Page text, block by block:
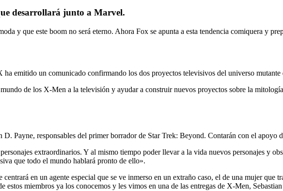
desarrollará junto a Marvel.
y que este boom no será eterno. Ahora Fox se apunta a esta tendencia comiquera y
ha emitido un comunicado confirmando los dos proyectos televisivos del universo
de los X-Men a la televisión y ayudar a construir nuevos proyectos sobre la
Payne, responsables del primer borrador de Star Trek: Beyond. Contarán con el apoyo
extraordinarios. Y al mismo tiempo poder llevar a la vida nuevos personajes y
que todo el mundo hablará pronto de ello».
en un agente especial que se ve inmerso en un extraño caso, el de una mujer que
miembros ya los conocemos y les vimos en una de las entregas de X-Men,